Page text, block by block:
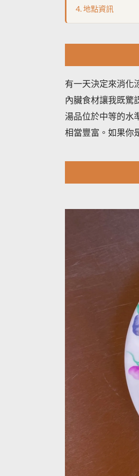
地點資訊
有一天決定來消化
內臟食材讓我既驚
湯品位於中等的水
相當豐富。如果你